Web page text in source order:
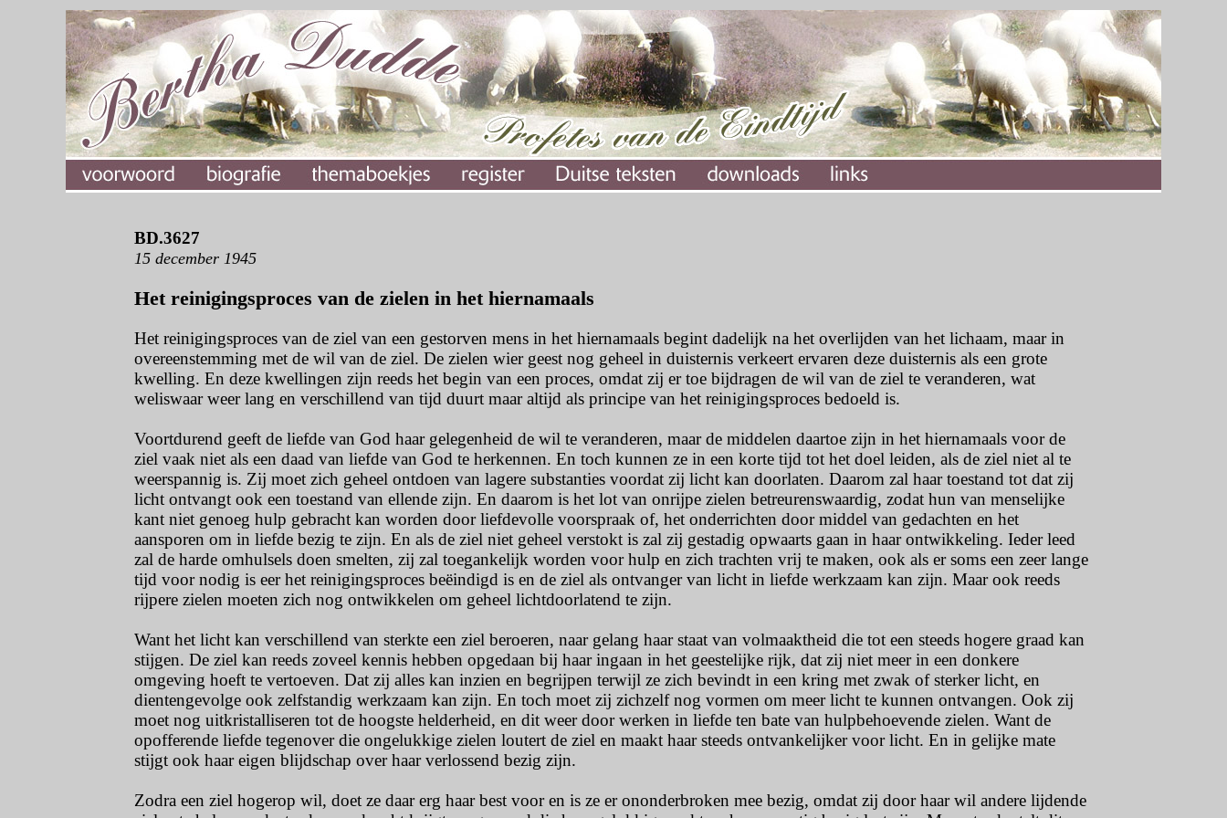
BD.3627
15 december 1945
Het reinigingsproces van de zielen in het hiernamaals
Het reinigingsproces van de ziel van een gestorven mens in het hiernamaals begint dadelijk na het overlijden van het lichaam, maar in
overeenstemming met de wil van de ziel. De zielen wier geest nog geheel in duisternis verkeert ervaren deze duisternis als een grote
kwelling. En deze kwellingen zijn reeds het begin van een proces, omdat zij er toe bijdragen de wil van de ziel te veranderen, wat
weliswaar weer lang en verschillend van tijd duurt maar altijd als principe van het reinigingsproces bedoeld is.
Voortdurend geeft de liefde van God haar gelegenheid de wil te veranderen, maar de middelen daartoe zijn in het hiernamaals voor de
ziel vaak niet als een daad van liefde van God te herkennen. En toch kunnen ze in een korte tijd tot het doel leiden, als de ziel niet al te
weerspannig is. Zij moet zich geheel ontdoen van lagere substanties voordat zij licht kan doorlaten. Daarom zal haar toestand tot dat zij
licht ontvangt ook een toestand van ellende zijn. En daarom is het lot van onrijpe zielen betreurenswaardig, zodat hun van menselijke
kant niet genoeg hulp gebracht kan worden door liefdevolle voorspraak of, het onderrichten door middel van gedachten en het
aansporen om in liefde bezig te zijn. En als de ziel niet geheel verstokt is zal zij gestadig opwaarts gaan in haar ontwikkeling. Ieder leed
zal de harde omhulsels doen smelten, zij zal toegankelijk worden voor hulp en zich trachten vrij te maken, ook als er soms een zeer lange
tijd voor nodig is eer het reinigingsproces beëindigd is en de ziel als ontvanger van licht in liefde werkzaam kan zijn. Maar ook reeds
rijpere zielen moeten zich nog ontwikkelen om geheel lichtdoorlatend te zijn.
Want het licht kan verschillend van sterkte een ziel beroeren, naar gelang haar staat van volmaaktheid die tot een steeds hogere graad kan
stijgen. De ziel kan reeds zoveel kennis hebben opgedaan bij haar ingaan in het geestelijke rijk, dat zij niet meer in een donkere
omgeving hoeft te vertoeven. Dat zij alles kan inzien en begrijpen terwijl ze zich bevindt in een kring met zwak of sterker licht, en
dientengevolge ook zelfstandig werkzaam kan zijn. En toch moet zij zichzelf nog vormen om meer licht te kunnen ontvangen. Ook zij
moet nog uitkristalliseren tot de hoogste helderheid, en dit weer door werken in liefde ten bate van hulpbehoevende zielen. Want de
opofferende liefde tegenover die ongelukkige zielen loutert de ziel en maakt haar steeds ontvankelijker voor licht. En in gelijke mate
stijgt ook haar eigen blijdschap over haar verlossend bezig zijn.
Zodra een ziel hogerop wil, doet ze daar erg haar best voor en is ze er ononderbroken mee bezig, omdat zij door haar wil andere lijdende